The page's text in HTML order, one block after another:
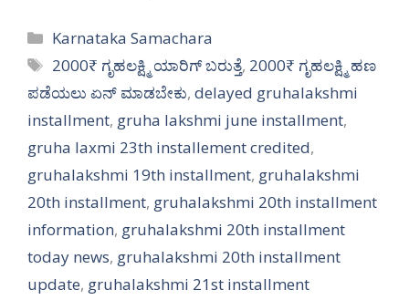
Categories
Karnataka Samachara
Tags
2000₹ ಗೃಹಲಕ್ಷ್ಮಿ ಯಾರಿಗ್ ಬರುತ್ತೆ, 2000₹ ಗೃಹಲಕ್ಷ್ಮಿ ಹಣ
ಪಡೆಯಲು ಏನ್ ಮಾಡಬೇಕು, delayed gruhalakshmi
installment, gruha lakshmi june installment,
gruha laxmi 23th installement credited,
gruhalakshmi 19th installment, gruhalakshmi
20th installment, gruhalakshmi 20th installment
information, gruhalakshmi 20th installment
today news, gruhalakshmi 20th installment
update, gruhalakshmi 21st installment